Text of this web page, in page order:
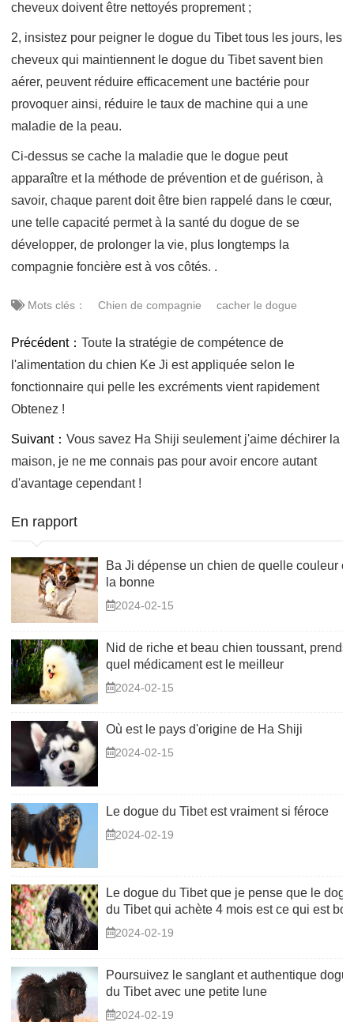
cheveux doivent être nettoyés proprement ;
2, insistez pour peigner le dogue du Tibet tous les jours, les
cheveux qui maintiennent le dogue du Tibet savent bien
aérer, peuvent réduire efficacement une bactérie pour
provoquer ainsi, réduire le taux de machine qui a une
maladie de la peau.
Ci-dessus se cache la maladie que le dogue peut
apparaître et la méthode de prévention et de guérison, à
savoir, chaque parent doit être bien rappelé dans le cœur,
une telle capacité permet à la santé du dogue de se
développer, de prolonger la vie, plus longtemps la
compagnie foncière est à vos côtés. .
Mots clés： Chien de compagnie cacher le dogue
Précédent： Toute la stratégie de compétence de
l'alimentation du chien Ke Ji est appliquée selon le
fonctionnaire qui pelle les excréments vient rapidement
Obtenez !
Suivant： Vous savez Ha Shiji seulement j'aime déchirer la
maison, je ne me connais pas pour avoir encore autant
d'avantage cependant !
En rapport
Ba Ji dépense un chien de quelle couleur
la bonne
2024-02-15
Nid de riche et beau chien toussant, prends
quel médicament est le meilleur
2024-02-15
Où est le pays d'origine de Ha Shiji
2024-02-15
Le dogue du Tibet est vraiment si féroce
2024-02-19
Le dogue du Tibet que je pense que le
du Tibet qui achète 4 mois est ce qui est bon
2024-02-19
Poursuivez le sanglant et authentique
du Tibet avec une petite lune
2024-02-19